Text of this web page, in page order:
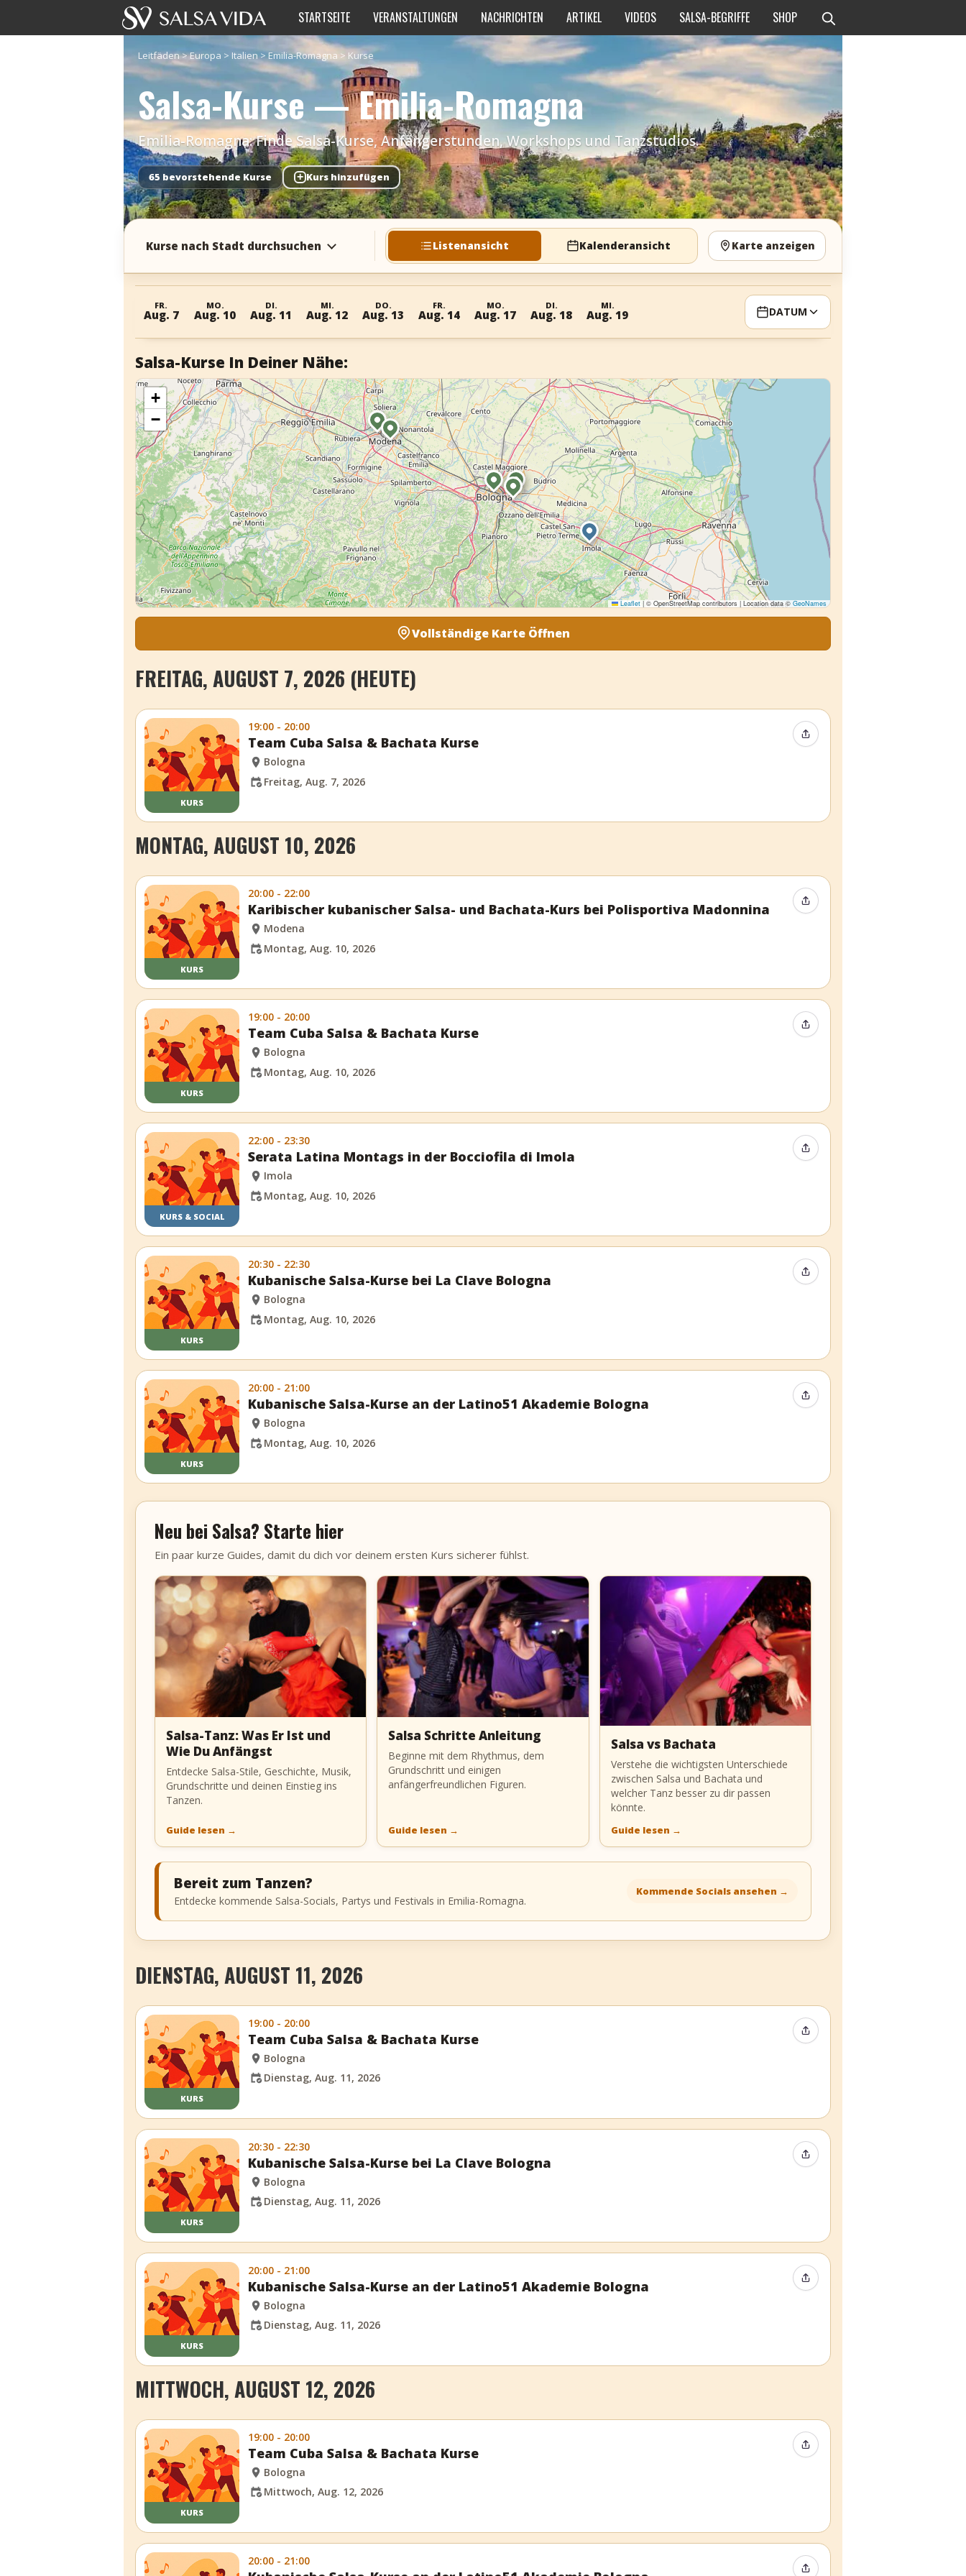
STARTSEITE VERANSTALTUNGEN NACHRICHTEN ARTIKEL VIDEOS SALSA-BEGRIFFE SHOP
Leitfäden>Europa > Italien>Emilia-Romagna > Kurse
Salsa-Kurse — Emilia-Romagna
Emilia-Romagna: Finde Salsa-Kurse, Anfängerstunden, Workshops und Tanzstudios.
65 bevorstehende Kurse + Kurs hinzufügen
Kurse nach Stadt durchsuchen Listenansicht Kalenderansicht Karte anzeigen
FR.
Aug. 7
MO.
Aug. 10
DI.
Aug. 11
MI.
Aug. 12
DO.
Aug. 13
FR.
Aug. 14
MO.
Aug. 17
DI.
Aug. 18
MI.
Aug. 19 DATUM
Salsa-Kurse In Deiner Nähe:
+
−
Leaflet |© OpenStreetMap contributors | Location data ©GeoNames
Vollständige Karte Öffnen
FREITAG, AUGUST 7, 2026 (HEUTE)
KURS
19:00 - 20:00
Team Cuba Salsa & Bachata Kurse
Bologna
Freitag, Aug. 7, 2026
Event teilen
MONTAG, AUGUST 10, 2026
KURS
20:00 - 22:00
Karibischer kubanischer Salsa- und Bachata-Kurs bei Polisportiva Madonnina
Modena
Montag, Aug. 10, 2026
Event teilen
KURS
19:00 - 20:00
Team Cuba Salsa & Bachata Kurse
Bologna
Montag, Aug. 10, 2026
Event teilen
KURS & SOCIAL
22:00 - 23:30
Serata Latina Montags in der Bocciofila di Imola
Imola
Montag, Aug. 10, 2026
Event teilen
KURS
20:30 - 22:30
Kubanische Salsa-Kurse bei La Clave Bologna
Bologna
Montag, Aug. 10, 2026
Event teilen
KURS
20:00 - 21:00
Kubanische Salsa-Kurse an der Latino51 Akademie Bologna
Bologna
Montag, Aug. 10, 2026
Event teilen
Neu bei Salsa? Starte hier
Ein paar kurze Guides, damit du dich vor deinem ersten Kurs sicherer fühlst.
Salsa-Tanz: Was Er Ist und
Wie Du Anfängst
Entdecke Salsa-Stile, Geschichte, Musik,
Grundschritte und deinen Einstieg ins
Tanzen.
Guide lesen →
Salsa Schritte Anleitung
Beginne mit dem Rhythmus, dem
Grundschritt und einigen
anfängerfreundlichen Figuren.
Guide lesen →
Salsa vs Bachata
Verstehe die wichtigsten Unterschiede
zwischen Salsa und Bachata und
welcher Tanz besser zu dir passen
könnte.
Guide lesen →
Bereit zum Tanzen?
Entdecke kommende Salsa-Socials, Partys und Festivals in Emilia-Romagna.
Kommende Socials ansehen →
DIENSTAG, AUGUST 11, 2026
KURS
19:00 - 20:00
Team Cuba Salsa & Bachata Kurse
Bologna
Dienstag, Aug. 11, 2026
Event teilen
KURS
20:30 - 22:30
Kubanische Salsa-Kurse bei La Clave Bologna
Bologna
Dienstag, Aug. 11, 2026
Event teilen
KURS
20:00 - 21:00
Kubanische Salsa-Kurse an der Latino51 Akademie Bologna
Bologna
Dienstag, Aug. 11, 2026
Event teilen
MITTWOCH, AUGUST 12, 2026
KURS
19:00 - 20:00
Team Cuba Salsa & Bachata Kurse
Bologna
Mittwoch, Aug. 12, 2026
Event teilen
20:00 - 21:00
Event teilen